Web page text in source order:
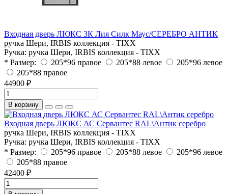
Входная дверь ЛЮКС 3К Лия Силк Маус/СЕРЕБРО АНТИК
ручка Шери, IRBIS коллекция - TIXX
Ручка: ручка Шери, IRBIS коллекция - TIXX
* Размер:
205*96 правое 205*88 левое
205*96 левое
205*88 правое
44900 ₽
В корзину
Входная дверь ЛЮКС АС Сервантес RAL\Антик серебро
ручка Шери, IRBIS коллекция - TIXX
Ручка: ручка Шери, IRBIS коллекция - TIXX
* Размер:
205*96 правое 205*88 левое
205*96 левое
205*88 правое
42400 ₽